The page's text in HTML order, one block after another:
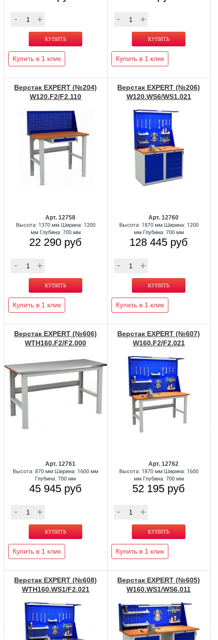
Купить в 1 клик Купить в 1 клик
Верстак EXPERT (№204)
W120.F2/F2.110
Арт. 12758
Высота: 1370 мм Ширина: 1200
мм Глубина: 700 мм
22 290 руб
Купить в 1 клик
Верстак EXPERT (№206)
W120.WS6/WS1.021
Арт. 12760
Высота: 1870 мм Ширина: 1200
мм Глубина: 700 мм
128 445 руб
Купить в 1 клик
Верстак EXPERT (№606)
WTH160.F2/F2.000
Арт. 12761
Высота: 870 мм Ширина: 1600 мм
Глубина: 700 мм
45 945 руб
Купить в 1 клик
Верстак EXPERT (№607)
W160.F2/F2.021
Арт. 12762
Высота: 1870 мм Ширина: 1600
мм Глубина: 700 мм
52 195 руб
Купить в 1 клик
Верстак EXPERT (№608)
WTH160.WS1/F2.021
Верстак EXPERT (№605)
W160.WS1/WS6.011